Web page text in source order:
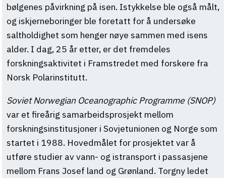
bølgenes påvirkning på isen. Istykkelse ble også målt,
og iskjerneboringer ble foretatt for å undersøke
saltholdighet som henger nøye sammen med isens
alder. I dag, 25 år etter, er det fremdeles
forskningsaktivitet i Framstredet med forskere fra
Norsk Polarinstitutt.
Soviet Norwegian Oceanographic Programme (SNOP)
var et fireårig samarbeidsprosjekt mellom
forskningsinstitusjoner i Sovjetunionen og Norge som
startet i 1988. Hovedmålet for prosjektet var å
utføre studier av vann- og istransport i passasjene
mellom Frans Josef land og Grønland. Torgny ledet